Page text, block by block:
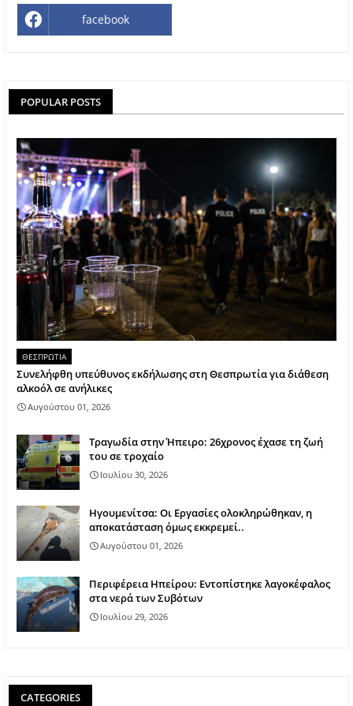
facebook
POPULAR POSTS
ΘΕΣΠΡΩΤΙΑ
Συνελήφθη υπεύθυνος εκδήλωσης στη Θεσπρωτία για διάθεση
αλκοόλ σε ανήλικες
Αυγούστου 01, 2026
Τραγωδία στην Ήπειρο: 26χρονος έχασε τη ζωή
του σε τροχαίο
Ιουλίου 30, 2026
Ηγουμενίτσα: Οι Εργασίες ολοκληρώθηκαν, η
αποκατάσταση όμως εκκρεμεί..
Αυγούστου 01, 2026
Περιφέρεια Ηπείρου: Εντοπίστηκε λαγοκέφαλος
στα νερά των Συβότων
Ιουλίου 29, 2026
CATEGORIES